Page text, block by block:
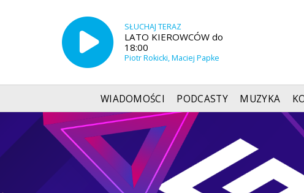
SŁUCHAJ TERAZ
LATO KIEROWCÓW do
18:00
Piotr Rokicki, Maciej Papke
WIADOMOŚCI PODCASTY MUZYKA